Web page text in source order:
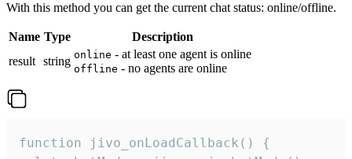
With this method you can get the current chat status: online/offline.
Name Type
Description
result string online - at least one agent is online
offline - no agents are online
function jivo_onLoadCallback() {